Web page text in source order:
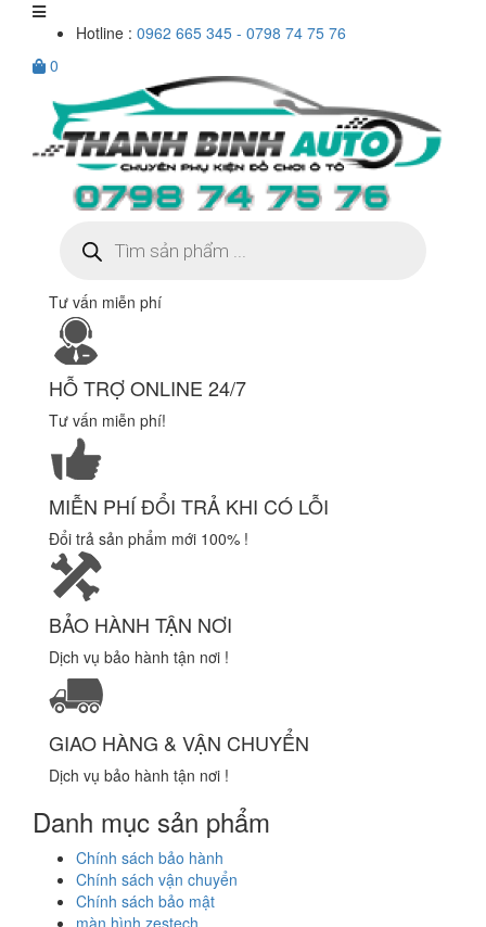
Hotline : 0962 665 345 - 0798 74 75 76
0
kiếm
sản
Tư vấn miễn phí
HỖ TRỢ ONLINE 24/7
Tư vấn miễn phí!
MIỄN PHÍ ĐỔI TRẢ KHI CÓ LỖI
Đổi trả sản phẩm mới 100% !
BẢO HÀNH TẬN NƠI
Dịch vụ bảo hành tận nơi !
GIAO HÀNG & VẬN CHUYỂN
Dịch vụ bảo hành tận nơi !
Danh mục sản phẩm
Chính sách bảo hành
Chính sách vận chuyển
Chính sách bảo mật